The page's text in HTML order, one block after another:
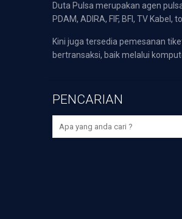
Duta Pulsa merupakan agen
PDAM, ADIRA, FIF, BFI, TV
Kini juga tersedia pemesanan
bertransaksi, baik melalui
PENCARIAN